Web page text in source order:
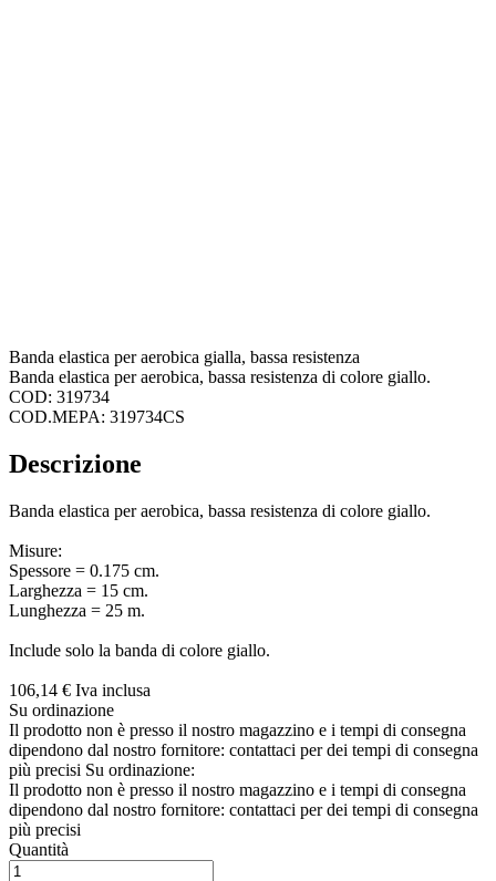
Banda elastica per aerobica gialla, bassa resistenza
Banda elastica per aerobica, bassa resistenza di colore giallo.
COD: 319734
COD.MEPA: 319734CS
Descrizione
Banda elastica per aerobica, bassa resistenza di colore giallo.
Misure:
Spessore = 0.175 cm.
Larghezza = 15 cm.
Lunghezza = 25 m.
Include solo la banda di colore giallo.
106,14 € Iva inclusa
Su ordinazione
Il prodotto non è presso il nostro magazzino e i tempi di consegna
dipendono dal nostro fornitore: contattaci per dei tempi di consegna
più precisi Su ordinazione:
Il prodotto non è presso il nostro magazzino e i tempi di consegna
dipendono dal nostro fornitore: contattaci per dei tempi di consegna
più precisi
Quantità